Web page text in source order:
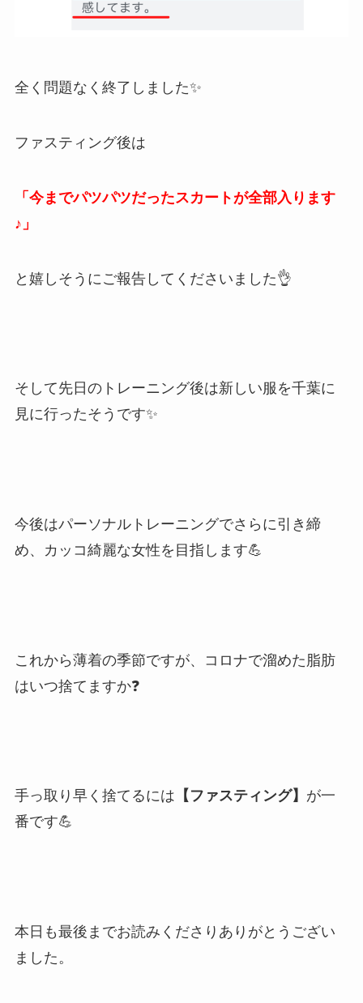
全く問題なく終了しました✨
ファスティング後は
「今までパツパツだったスカートが全部入ります
♪」
と嬉しそうにご報告してくださいました👌
そして先日のトレーニング後は新しい服を千葉に
見に行ったそうです✨
今後はパーソナルトレーニングでさらに引き締
め、カッコ綺麗な女性を目指します💪
これから薄着の季節ですが、コロナで溜めた脂肪
はいつ捨てますか❓
手っ取り早く捨てるには 【ファスティング】 が一
番です💪
本日も最後までお読みくださりありがとうござい
ました。